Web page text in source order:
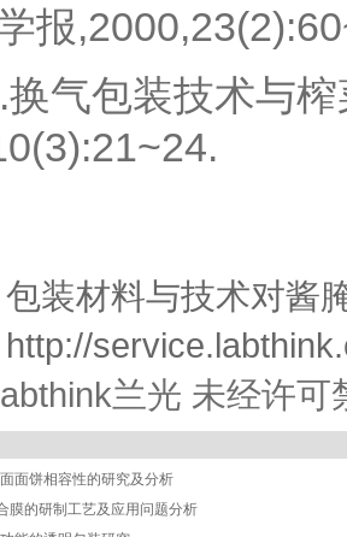
报
换气包装技术与
包装材料与技术对酱
http://
兰光 未经许
面饼相容性的研究及分析
膜的研制工艺及应用问题分析